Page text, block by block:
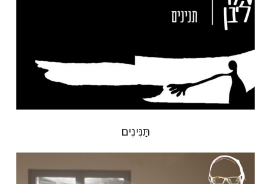
תַּנִּינִים